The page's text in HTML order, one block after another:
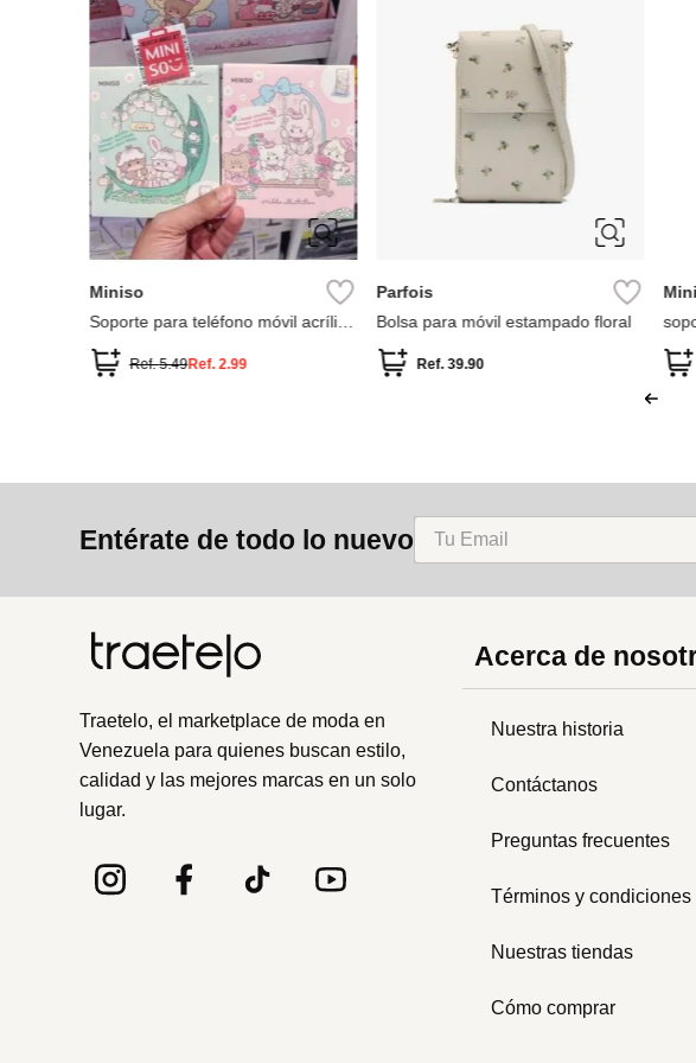
Miniso
Soporte para teléfono móvil acrílico
Ref.5.49Ref.2.99
Parfois
Bolsa para móvil estampado floral
Ref.39.90
Entérate de todo lo nuevo
Traetelo, el marketplace de moda en
Venezuela para quienes buscan estilo,
calidad y las mejores marcas en un solo
lugar.
Acerca de
Nuestra historia
Contáctanos
Preguntas frecuentes
Términos y condiciones
Nuestras tiendas
Cómo comprar